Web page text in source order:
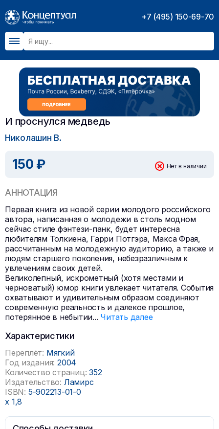
+7 (495) 150-69-70
И проснулся медведь
Николашин В.
150 ₽ Нет в наличии
АННОТАЦИЯ
Первая книга из новой серии молодого российского
автора, написанная о молодежи в столь модном
сейчас стиле фэнтези-панк, будет интересна
любителям Толкиена, Гарри Потгэра, Макса Фрая,
рассчитанным на молодежную аудиторию, а также и
людям старшего поколения, небезразличным к
увлечениям своих детей.
Великолепный, искрометный (хотя местами и
черноватый) юмор книги увлекает читателя. События
охватывают и удивительным образом соединяют
современную реальность и далекое прошлое,
потерянное в небытии... Читать далее
Характеристики
Переплёт: Мягкий
Год издания: 2004
Количество страниц: 352
Издательство: Ламирс
ISBN: 5-902213-01-0
x 1,8